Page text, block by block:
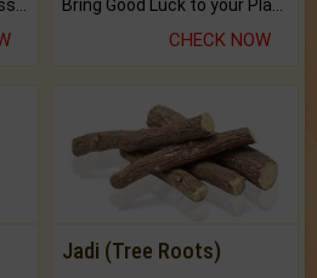
CHECK NOW
Jadi (Tree Roots)